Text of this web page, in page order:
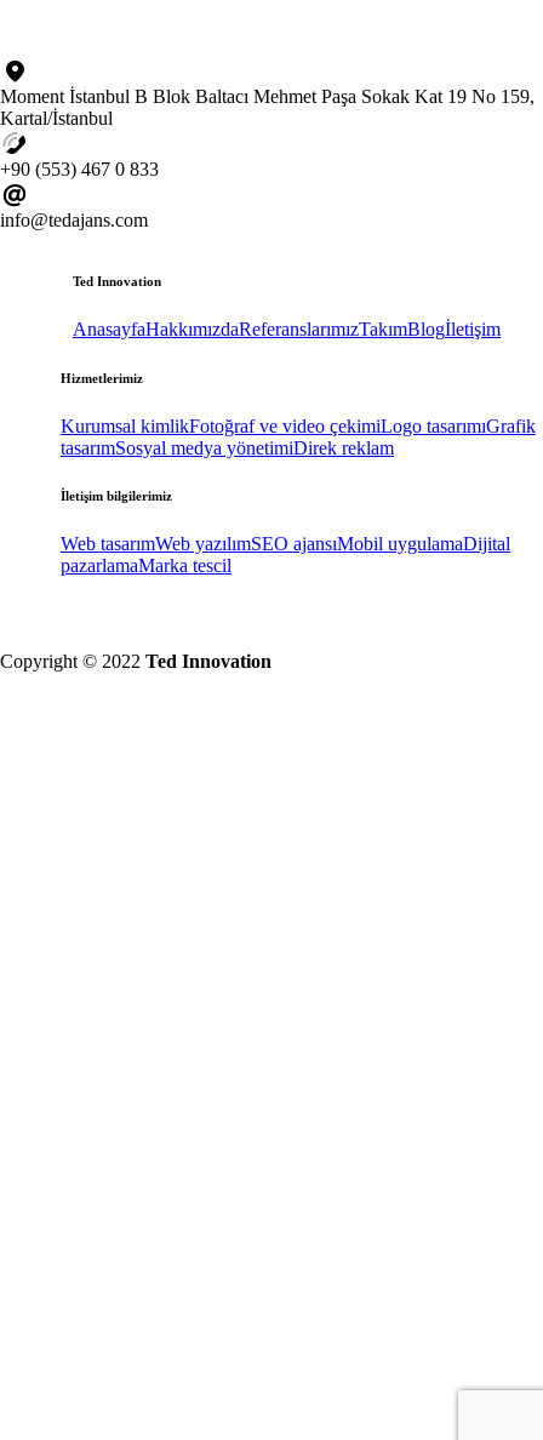
Moment İstanbul B Blok Baltacı Mehmet Paşa Sokak Kat 19 No 159,
Kartal/İstanbul
+90 (553) 467 0 833
info@tedajans.com
Ted Innovation
AnasayfaHakkımızdaReferanslarımızTakımBlogİletişim
Hizmetlerimiz
Kurumsal kimlikFotoğraf ve video çekimiLogo tasarımıGrafik
tasarımSosyal medya yönetimiDirek reklam
İletişim bilgilerimiz
Web tasarımWeb yazılımSEO ajansıMobil uygulamaDijital
pazarlamaMarka tescil
Copyright © 2022 Ted Innovation